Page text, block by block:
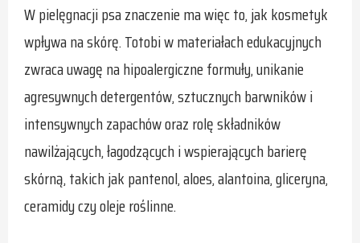
W pielęgnacji psa znaczenie ma więc to, jak kosmetyk
wpływa na skórę. Totobi w materiałach edukacyjnych
zwraca uwagę na hipoalergiczne formuły, unikanie
agresywnych detergentów, sztucznych barwników i
intensywnych zapachów oraz rolę składników
nawilżających, łagodzących i wspierających barierę
skórną, takich jak pantenol, aloes, alantoina, gliceryna,
ceramidy czy oleje roślinne.